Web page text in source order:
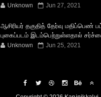
Unknown Jun 27, 2021
ஆசிரியர் தகுதித் தேர்வு மதிப்பெண்
புகைப்படம் இடம்பெற்றுள்ளதால்
Unknown Jun 25, 2021